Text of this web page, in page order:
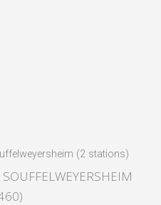
(2 stations)